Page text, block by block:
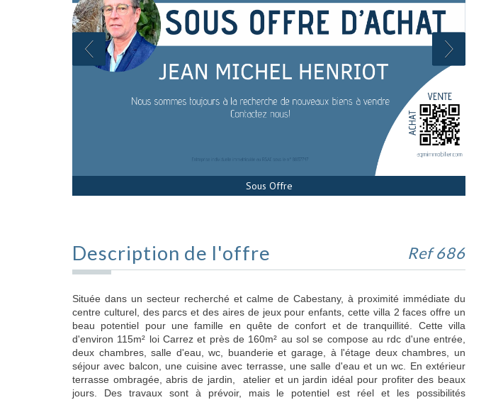
Sous Offre
Description de l'offre Ref 686
Située dans un secteur recherché et calme de Cabestany, à proximité immédiate du
centre culturel, des parcs et des aires de jeux pour enfants, cette villa 2 faces offre un
beau potentiel pour une famille en quête de confort et de tranquillité. Cette villa
d'environ 115m² loi Carrez et près de 160m² au sol se compose au rdc d'une entrée,
deux chambres, salle d'eau, wc, buanderie et garage, à l'étage deux chambres, un
séjour avec balcon, une cuisine avec terrasse, une salle d'eau et un wc. En extérieur
terrasse ombragée, abris de jardin, atelier et un jardin idéal pour profiter des beaux
jours. Des travaux sont à prévoir, mais le potentiel est réel et les possibilités